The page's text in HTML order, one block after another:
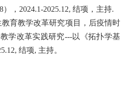
，2024.1-2025.12, 结项，主持.
育教学改革研究项目，后疫情时
学改革实践研究---以《拓扑学基
结项, 主持。